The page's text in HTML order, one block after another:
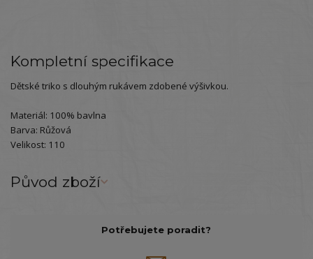
Kompletní specifikace
Dětské triko s dlouhým rukávem zdobené výšivkou.
Materiál: 100% bavlna
Barva: Růžová
Velikost: 110
Původ zboží
Potřebujete poradit?